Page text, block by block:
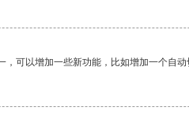
可以增加一些新功能，比如增加一个自动